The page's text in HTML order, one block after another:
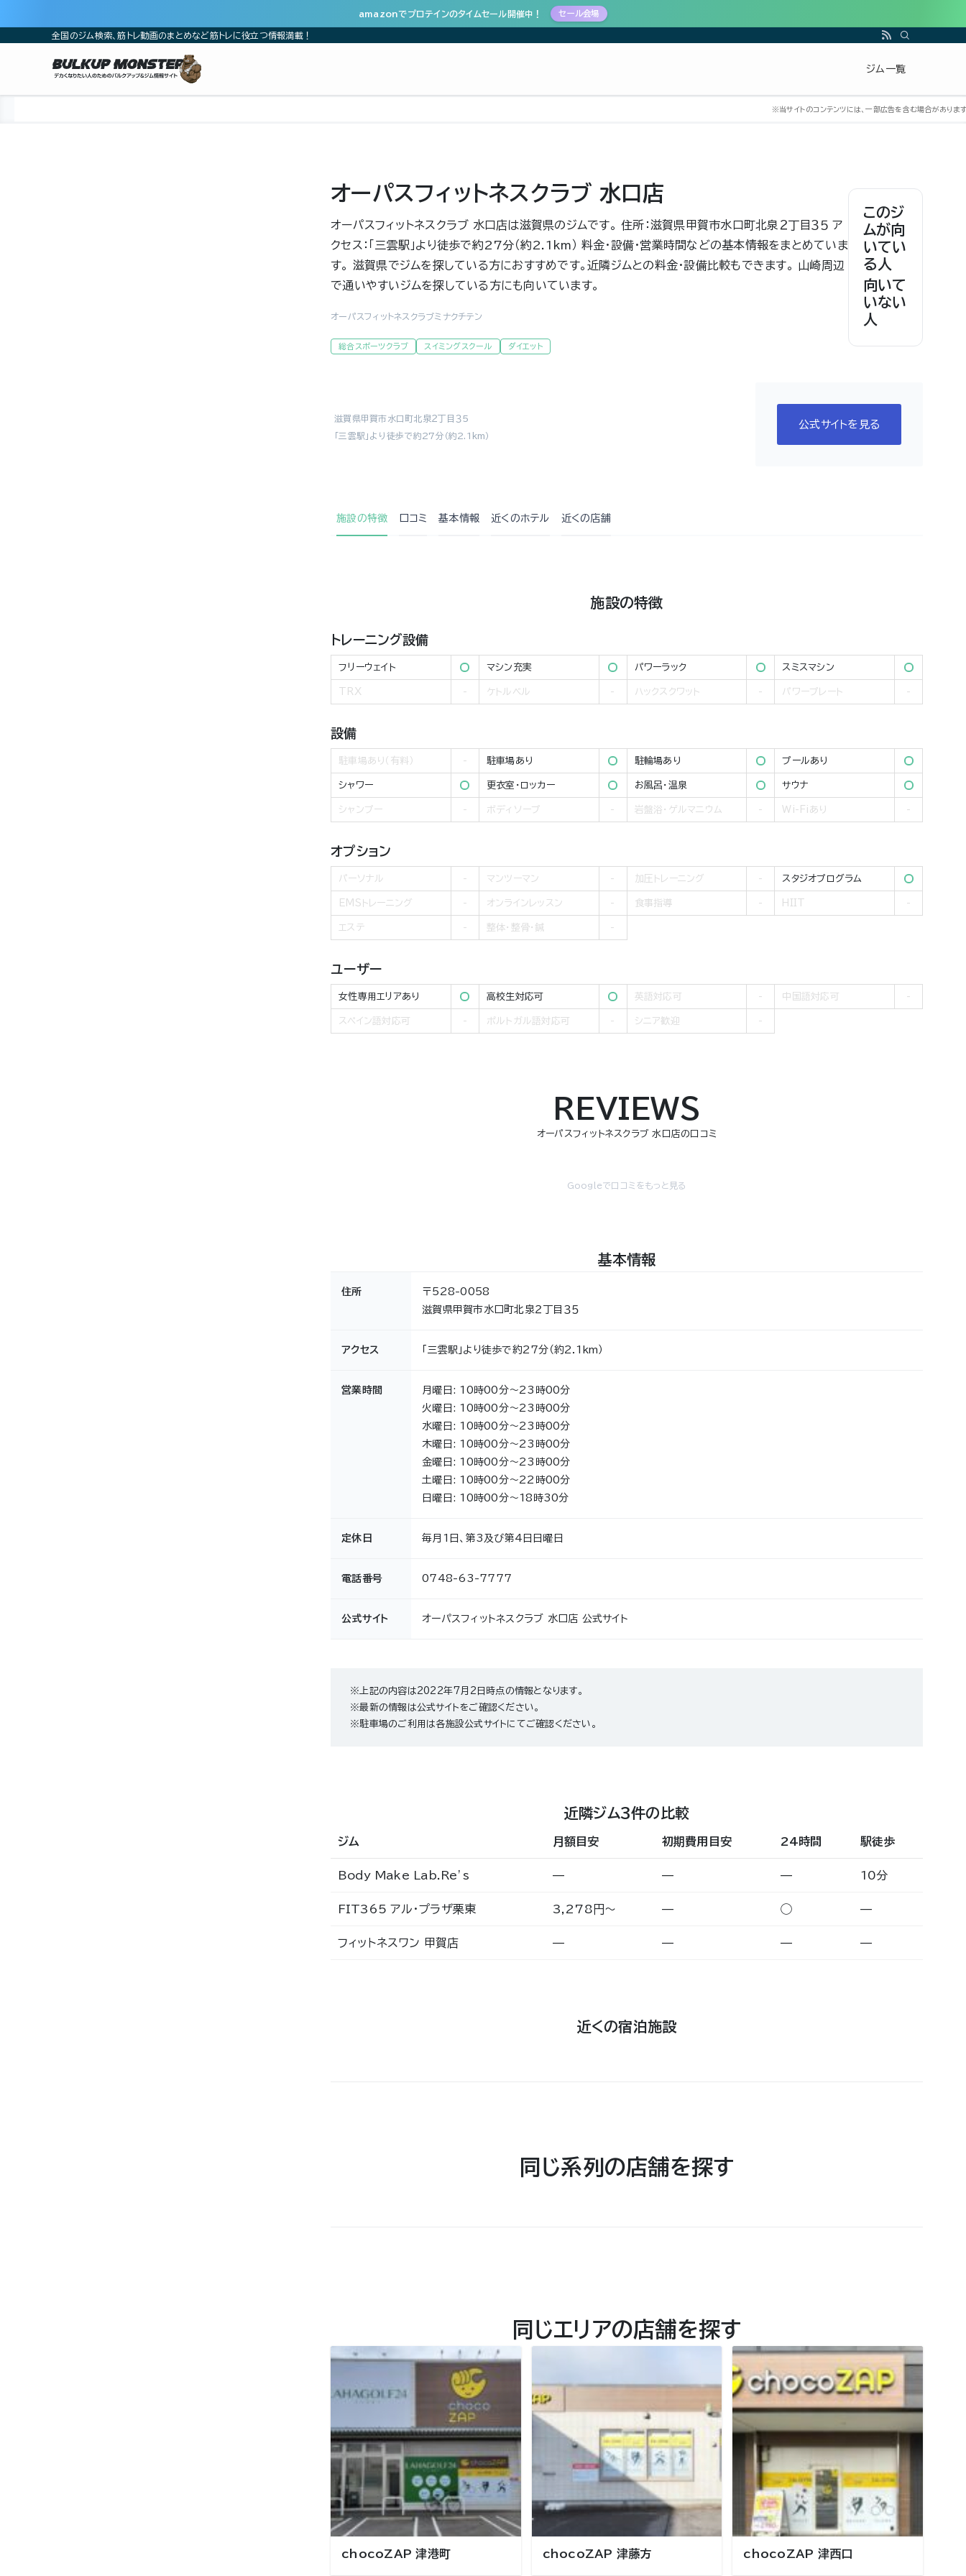
amazonでプロテインのタイムセール開催中！ セール会場
全国のジム検索、筋トレ動画のまとめなど筋トレに役立つ情報満載！
ジム一覧
オーパスフィットネスクラブ 水口店
オーパスフィットネスクラブ 水口店は滋賀県のジムです。 住所：滋賀県甲賀市水口町北泉２丁目３５ ア
クセス：「三雲駅」より徒歩で約27分（約2.1km） 料金・設備・営業時間などの基本情報をまとめていま
す。 滋賀県でジムを探している方におすすめです。近隣ジムとの料金・設備比較もできます。 山崎周辺
で通いやすいジムを探している方にも向いています。
オーパスフィットネスクラブミナクチテン
総合スポーツクラブ スイミングスクール ダイエット
このジ
ムが向
いてい
る人
向いて
いない
人
滋賀県甲賀市水口町北泉２丁目３５
「三雲駅」より徒歩で約27分（約2.1km）
公式サイトを見る
施設の特徴 口コミ 基本情報 近くのホテル 近くの店舗
施設の特徴
トレーニング設備
フリーウェイト マシン充実 パワーラック スミスマシン
TRX ケトルベル ハックスクワット パワープレート
設備
駐車場あり（有料） 駐車場あり 駐輪場あり プールあり
シャワー 更衣室・ロッカー お風呂・温泉 サウナ
シャンプー ボディソープ 岩盤浴・ゲルマニウム Wi-Fiあり
オプション
パーソナル マンツーマン 加圧トレーニング スタジオプログラム
EMSトレーニング オンラインレッスン 食事指導 HIIT
エステ 整体・整骨・鍼
ユーザー
女性専用エリアあり 高校生対応可 英語対応可 中国語対応可
スペイン語対応可 ポルトガル語対応可 シニア歓迎
REVIEWS
オーパスフィットネスクラブ 水口店の口コミ
Googleで口コミをもっと見る
基本情報
住所
〒528-0058
滋賀県甲賀市水口町北泉２丁目３５
アクセス 「三雲駅」より徒歩で約27分（約2.1km）
営業時間
月曜日: 10時00分～23時00分
火曜日: 10時00分～23時00分
水曜日: 10時00分～23時00分
木曜日: 10時00分～23時00分
金曜日: 10時00分～23時00分
土曜日: 10時00分～22時00分
日曜日: 10時00分～18時30分
定休日 毎月1日、第3及び第4日日曜日
電話番号 0748-63-7777
公式サイト オーパスフィットネスクラブ 水口店 公式サイト
※上記の内容は2022年7月2日時点の情報となります。
※最新の情報は公式サイトをご確認ください。
※駐車場のご利用は各施設公式サイトにてご確認ください。
近隣ジム3件の比較
ジム 月額目安 初期費用目安 24時間 駅徒歩
Body Make Lab.Re’s — — — 10分
FIT365 アル・プラザ栗東 3,278円〜 — ◯ —
フィットネスワン 甲賀店 — — — —
近くの宿泊施設
同じ系列の店舗を探す
同じエリアの店舗を探す
chocoZAP 津港町 chocoZAP 津藤方 chocoZAP 津西口